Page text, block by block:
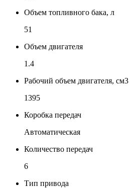
Объем топливного бака, л
51
Объем двигателя
1.4
Рабочий объем двигателя, см3
1395
Коробка передач
Автоматическая
Количество передач
6
Тип привода